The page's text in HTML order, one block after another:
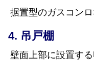
据置型のガスコン
吊戸棚
壁面上部に設置す